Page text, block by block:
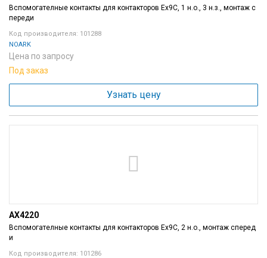
Вспомогателные контакты для контакторов Ex9C, 1 н.о., 3 н.з., монтаж с
переди
Код производителя: 101288
NOARK
Цена по запросу
Под заказ
Узнать цену
AX4220
Вспомогателные контакты для контакторов Ex9C, 2 н.о., монтаж сперед
и
Код производителя: 101286